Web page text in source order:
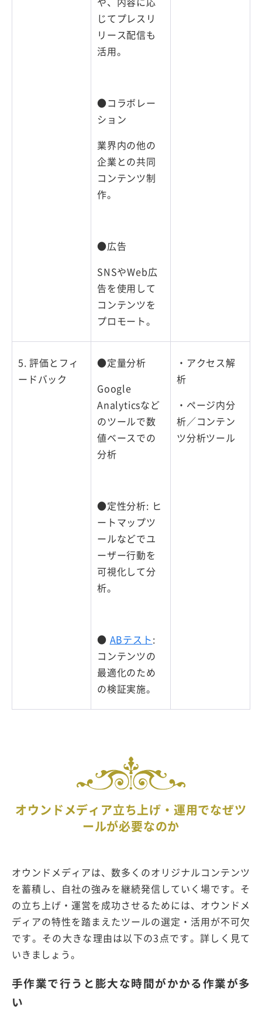
じてプレスリ
リース配信も
活用。
●コラボレー
ション
業界内の他の
企業との共同
コンテンツ制
作。
●広告
SNSやWeb広
告を使用して
コンテンツを
プロモート。
5. 評価とフィ
ードバック
●定量分析
Google
Analyticsなど
のツールで数
値ベースでの
分析
●定性分析: ヒ
ートマップツ
ールなどでユ
ーザー行動を
可視化して分
析。
● ABテスト:
コンテンツの
最適化のため
の検証実施。
・アクセス解
析
・ページ内分
析／コンテン
ツ分析ツール
オウンドメディア立ち上げ・運用でなぜツ
ールが必要なのか
オウンドメディアは、数多くのオリジナルコンテンツ
を蓄積し、自社の強みを継続発信していく場です。そ
の立ち上げ・運営を成功させるためには、オウンドメ
ディアの特性を踏まえたツールの選定・活用が不可欠
です。その大きな理由は以下の3点です。詳しく見て
いきましょう。
手作業で行うと膨大な時間がかかる作業が多
い